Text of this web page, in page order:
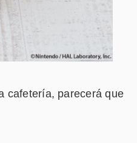
cafetería, parecerá que